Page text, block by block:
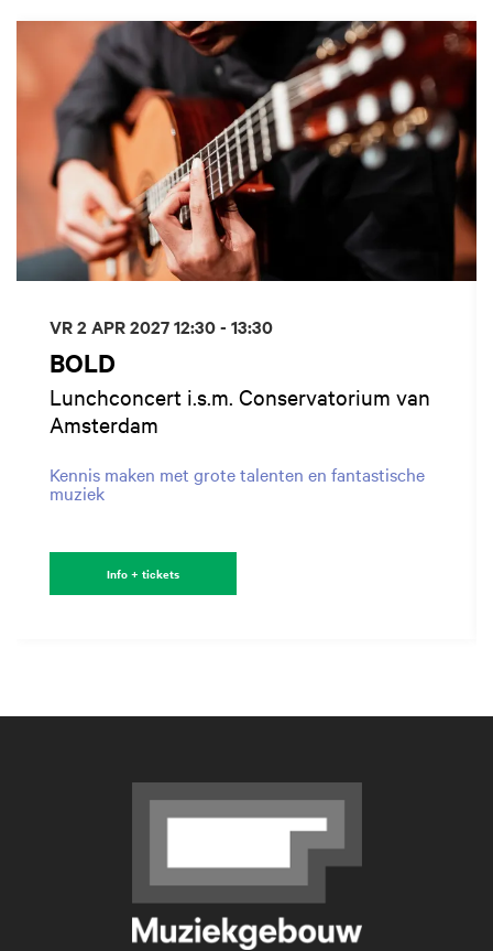
BOLD
Lunchconcert i.s.m. Conservatorium van
Amsterdam
Kennis maken met grote talenten en fantastische
muziek
VR 2 APR 202712:30 - 13:30
Info + tickets